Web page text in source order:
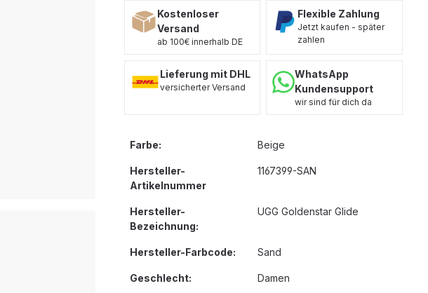
Kostenloser
Versand
ab 100€ innerhalb DE
Flexible Zahlung
Jetzt kaufen - später
zahlen
Lieferung mit DHL
versicherter Versand
WhatsApp
Kundensupport
wir sind für dich da
Farbe: Beige
Hersteller-
Artikelnummer
1167399-SAN
Hersteller-
Bezeichnung:
UGG Goldenstar Glide
Hersteller-Farbcode: Sand
Geschlecht: Damen